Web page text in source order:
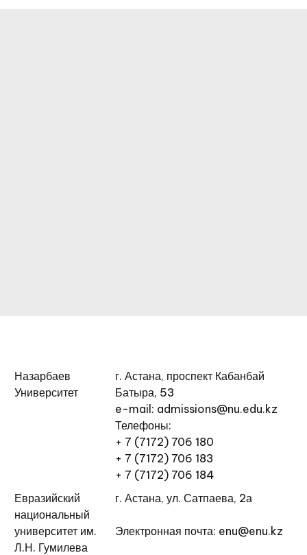
Назарбаев
Университет
г. Астана, проспект Кабанбай
Батыра, 53
e-mail: admissions@nu.edu.kz
Телефоны:
+ 7 (7172) 706 180
+ 7 (7172) 706 183
+ 7 (7172) 706 184
Евразийский
национальный
университет им.
Л.Н. Гумилева
г. Астана, ул. Сатпаева, 2а
Электронная почта: enu@enu.kz